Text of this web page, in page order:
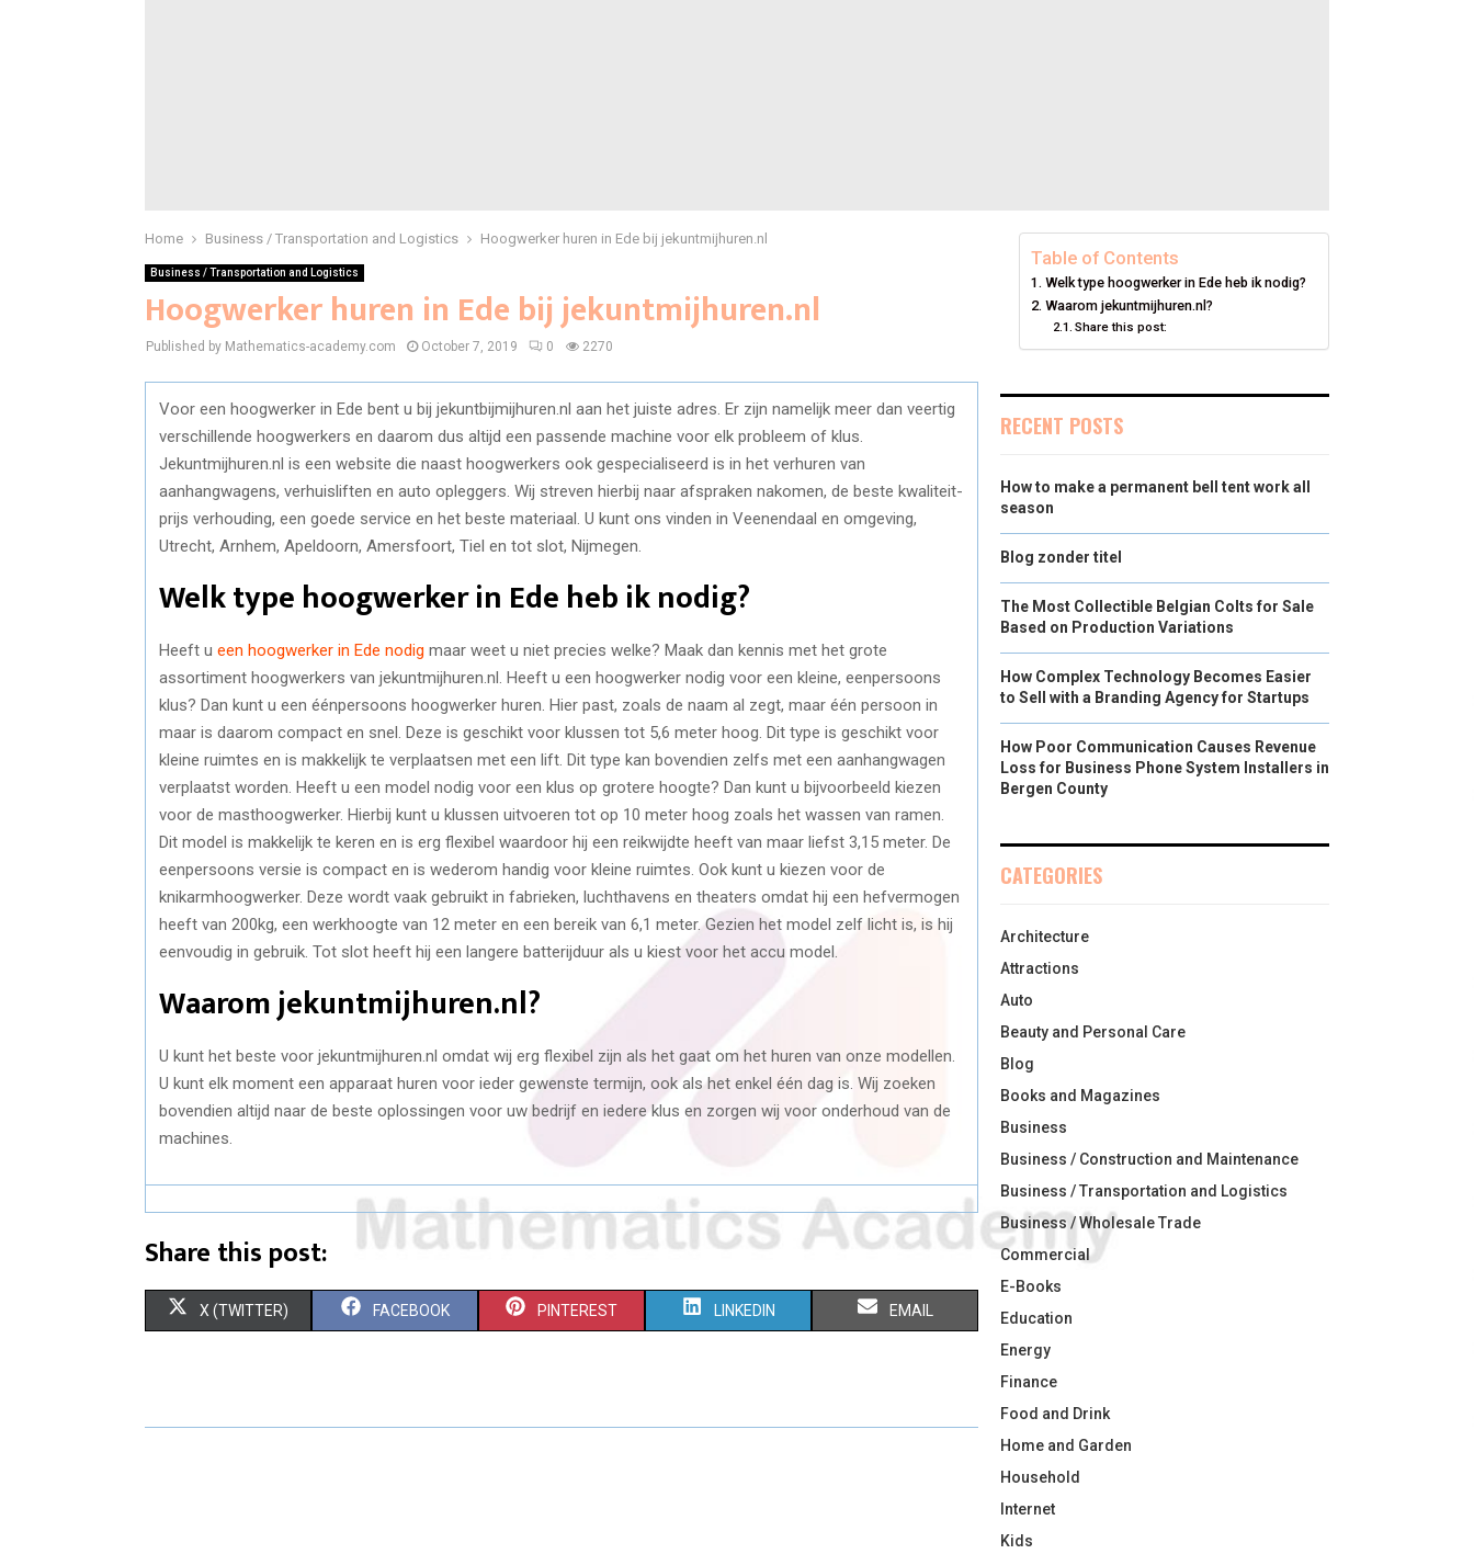
Home Business / Transportation and Logistics Hoogwerker huren in Ede bij jekuntmijhuren.nl
Business / Transportation and Logistics
Hoogwerker huren in Ede bij jekuntmijhuren.nl
Published by Mathematics-academy.com October 7, 2019 0 2270
Voor een hoogwerker in Ede bent u bij jekuntbijmijhuren.nl aan het juiste adres. Er zijn namelijk meer dan veertig
verschillende hoogwerkers en daarom dus altijd een passende machine voor elk probleem of klus.
Jekuntmijhuren.nl is een website die naast hoogwerkers ook gespecialiseerd is in het verhuren van
aanhangwagens, verhuisliften en auto opleggers. Wij streven hierbij naar afspraken nakomen, de beste kwaliteit-
prijs verhouding, een goede service en het beste materiaal. U kunt ons vinden in Veenendaal en omgeving,
Utrecht, Arnhem, Apeldoorn, Amersfoort, Tiel en tot slot, Nijmegen.
Welk type hoogwerker in Ede heb ik nodig?
Heeft u een hoogwerker in Ede nodig maar weet u niet precies welke? Maak dan kennis met het grote
assortiment hoogwerkers van jekuntmijhuren.nl. Heeft u een hoogwerker nodig voor een kleine, eenpersoons
klus? Dan kunt u een éénpersoons hoogwerker huren. Hier past, zoals de naam al zegt, maar één persoon in
maar is daarom compact en snel. Deze is geschikt voor klussen tot 5,6 meter hoog. Dit type is geschikt voor
kleine ruimtes en is makkelijk te verplaatsen met een lift. Dit type kan bovendien zelfs met een aanhangwagen
verplaatst worden. Heeft u een model nodig voor een klus op grotere hoogte? Dan kunt u bijvoorbeeld kiezen
voor de masthoogwerker. Hierbij kunt u klussen uitvoeren tot op 10 meter hoog zoals het wassen van ramen.
Dit model is makkelijk te keren en is erg flexibel waardoor hij een reikwijdte heeft van maar liefst 3,15 meter. De
eenpersoons versie is compact en is wederom handig voor kleine ruimtes. Ook kunt u kiezen voor de
knikarmhoogwerker. Deze wordt vaak gebruikt in fabrieken, luchthavens en theaters omdat hij een hefvermogen
heeft van 200kg, een werkhoogte van 12 meter en een bereik van 6,1 meter. Gezien het model zelf licht is, is hij
eenvoudig in gebruik. Tot slot heeft hij een langere batterijduur als u kiest voor het accu model.
Waarom jekuntmijhuren.nl?
U kunt het beste voor jekuntmijhuren.nl omdat wij erg flexibel zijn als het gaat om het huren van onze modellen.
U kunt elk moment een apparaat huren voor ieder gewenste termijn, ook als het enkel één dag is. Wij zoeken
bovendien altijd naar de beste oplossingen voor uw bedrijf en iedere klus en zorgen wij voor onderhoud van de
machines.
Share this post:
S
R
X (TWITTER) S
R
FACEBOOK S
R
PINTEREST S
R
LINKEDIN S
R
EMAIL
Table of Contents
Welk type hoogwerker in Ede heb ik nodig?
Waarom jekuntmijhuren.nl?
Share this post:
RECENT POSTS
How to make a permanent bell tent work all
season
Blog zonder titel
The Most Collectible Belgian Colts for Sale
Based on Production Variations
How Complex Technology Becomes Easier
to Sell with a Branding Agency for Startups
How Poor Communication Causes Revenue
Loss for Business Phone System Installers in
Bergen County
CATEGORIES
Architecture
Attractions
Auto
Beauty and Personal Care
Blog
Books and Magazines
Business
Business / Construction and Maintenance
Business / Transportation and Logistics
Business / Wholesale Trade
Commercial
E-Books
Education
Energy
Finance
Food and Drink
Home and Garden
Household
Internet
Kids